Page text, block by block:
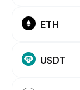
ETH
USDT